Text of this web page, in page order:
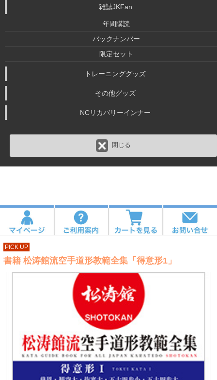
雑誌JKFan
年間購読
バックナンバー
限定セット
トレーニンググッズ
その他グッズ
NCリカバリーインナー
閉じる
PICK UP
書籍 松涛館流空手道形教範全集「得意形1」